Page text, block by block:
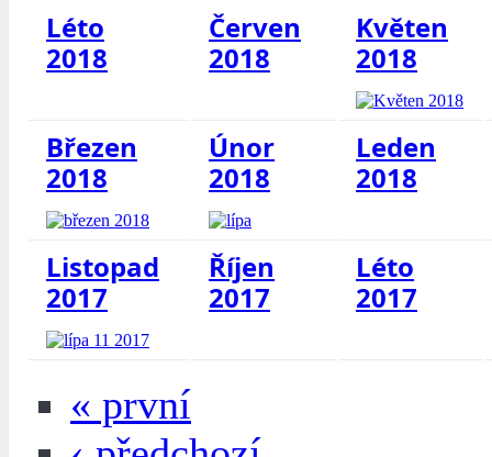
Léto
2018
Červen
2018
Květen
2018
Březen
2018
Únor
2018
Leden
2018
Listopad
2017
Říjen
2017
Léto
2017
« první